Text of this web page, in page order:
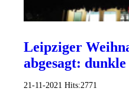
Leipziger
abgesagt: dunkle
21-11-2021 Hits:2771